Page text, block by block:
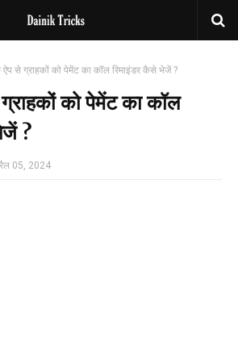
ऐप से ग्राहकों को पेमेंट का कॉल रिमाइंडर कैसे भेजें ?
को पेमेंट का कॉल
?
05, 2024